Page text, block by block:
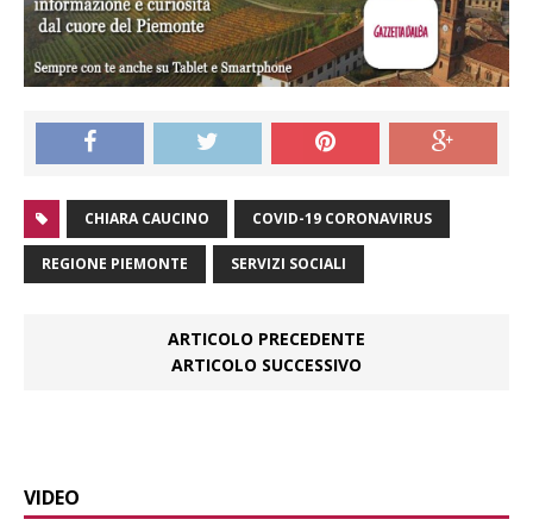
CHIARA CAUCINO COVID-19 CORONAVIRUS
REGIONE PIEMONTE SERVIZI SOCIALI
ARTICOLO PRECEDENTE
ARTICOLO SUCCESSIVO
VIDEO